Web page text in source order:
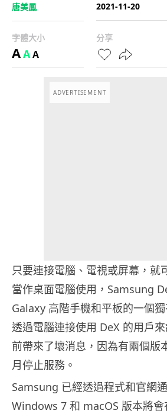
唐美鳳
2021-11-20
字體大小
AAA
分享
ADVERTISEMENT
只要連接電腦、電視或屏幕，就
當作桌面電腦使用，Samsung
Galaxy 高階手機和平板的一個
透過電腦連接使用 DeX 的用戶
前帶來了壞消息，因為有兩個版
月停止服務。
Samsung 已經透過程式和官網
Windows 7 和 macOS 版本將